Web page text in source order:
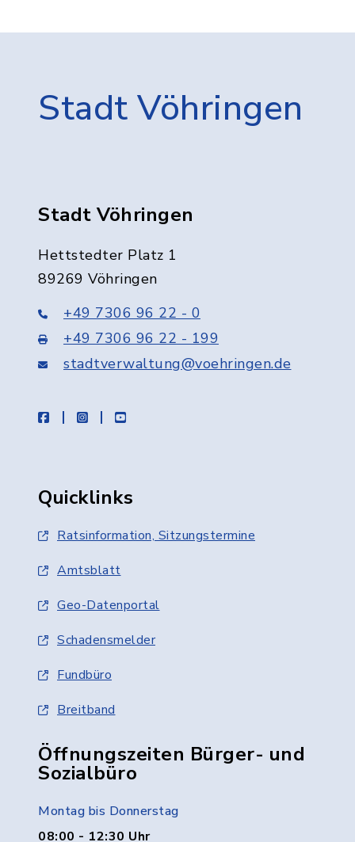
Stadt Vöhringen
Stadt Vöhringen
Hettstedter Platz 1
89269 Vöhringen
+49 7306 96 22 - 0
+49 7306 96 22 - 199
stadtverwaltung@voehringen.de
facebookinstagramyoutube
Quicklinks
Ratsinformation, Sitzungstermine
Amtsblatt
Geo-Datenportal
Schadensmelder
Fundbüro
Breitband
Öffnungszeiten Bürger- und
Sozialbüro
Montag bis Donnerstag
08:00 - 12:30 Uhr